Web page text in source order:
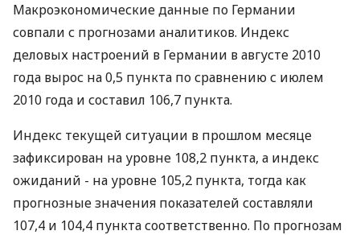
Макроэкономические данные по Германии
совпали с прогнозами аналитиков. Индекс
деловых настроений в Германии в августе 2010
года вырос на 0,5 пункта по сравнению с июлем
2010 года и составил 106,7 пункта.
Индекс текущей ситуации в прошлом месяце
зафиксирован на уровне 108,2 пункта, а индекс
ожиданий - на уровне 105,2 пункта, тогда как
прогнозные значения показателей составляли
107,4 и 104,4 пункта соответственно. По прогнозам